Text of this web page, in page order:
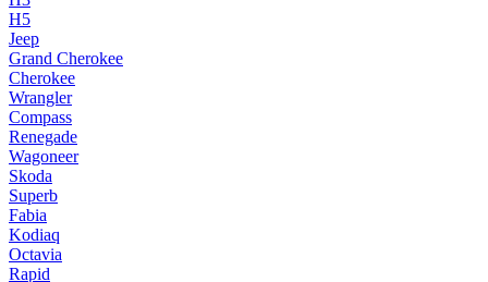
H5
Jeep
Grand Cherokee
Cherokee
Wrangler
Compass
Renegade
Wagoneer
Skoda
Superb
Fabia
Kodiaq
Octavia
Rapid